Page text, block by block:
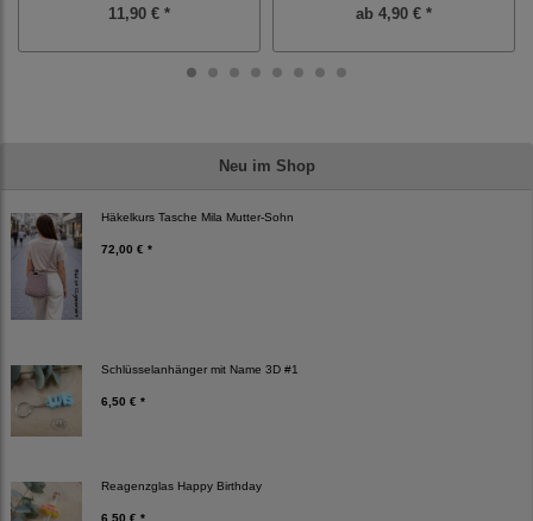
Neu im Shop
Häkelkurs Tasche Mila Mutter-Sohn
72,00 € *
Schlüsselanhänger mit Name 3D #1
6,50 € *
Reagenzglas Happy Birthday
6,50 € *
11,90 € * ab 4,90 € *